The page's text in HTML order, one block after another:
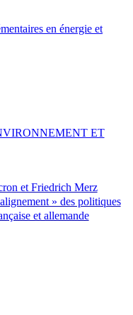
en énergie et
et Friedrich Merz
» des politiques
et allemande
ET